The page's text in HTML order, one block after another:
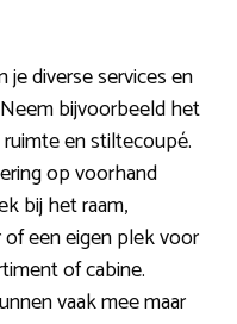
diverse services en
bijvoorbeeld het
en stiltecoupé.
op voorhand
bij het raam,
een eigen plek voor
of cabine.
vaak mee maar